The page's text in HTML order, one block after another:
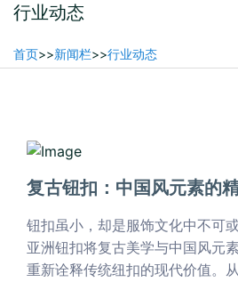
行业动态
首页>>新闻栏>>行业动态
2025-09-04
复古钮扣：中国风元素的
钮扣虽小，却是服饰文化中不可
亚洲钮扣将复古美学与中国风元
重新诠释传统纽扣的现代价值。